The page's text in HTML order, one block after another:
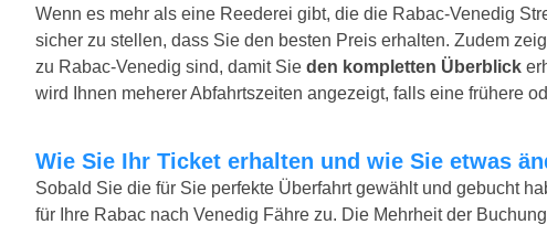
Wenn es mehr als eine Reederei gibt, die die Rabac-Venedig
sicher zu stellen, dass Sie den besten Preis erhalten. Zudem
zu Rabac-Venedig sind, damit Sie den kompletten Überblick
wird Ihnen meherer Abfahrtszeiten angezeigt, falls eine frühere
Wie Sie Ihr Ticket erhalten und wie Sie etwas
Sobald Sie die für Sie perfekte Überfahrt gewählt und gebucht
für Ihre Rabac nach Venedig Fähre zu. Die Mehrheit der